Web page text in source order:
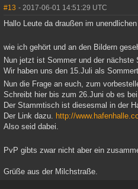
#13 - 2017-06-01 14:51:29 UTC
Hallo Leute da draußen im
wie ich gehört und an den Bildern
Nun jetzt ist Sommer und der
Wir haben uns den 15.Juli als
Nun die Frage an euch, zum
Schreibt hier bis zum 26.Juni ob es
Der Stammtisch ist diesesmal in der
Der Link dazu. http://
Also seid dabei.
PvP gibts zwar nicht aber ein
Grüße aus der Milchstraße.